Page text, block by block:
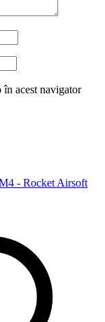
în acest navigator